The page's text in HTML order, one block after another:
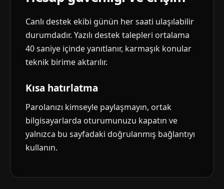
Canlı destek ekibi günün her saati ulaşılabilir
durumdadır. Yazılı destek talepleri ortalama
40 saniye içinde yanıtlanır, karmaşık konular
teknik birime aktarılır.
Kısa hatırlatma
Parolanızı kimseyle paylaşmayın, ortak
bilgisayarlarda oturumunuzu kapatın ve
yalnızca bu sayfadaki doğrulanmış bağlantıyı
kullanın.